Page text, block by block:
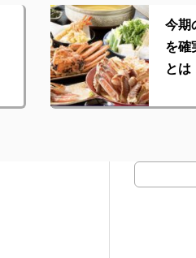
今期
を確
とは